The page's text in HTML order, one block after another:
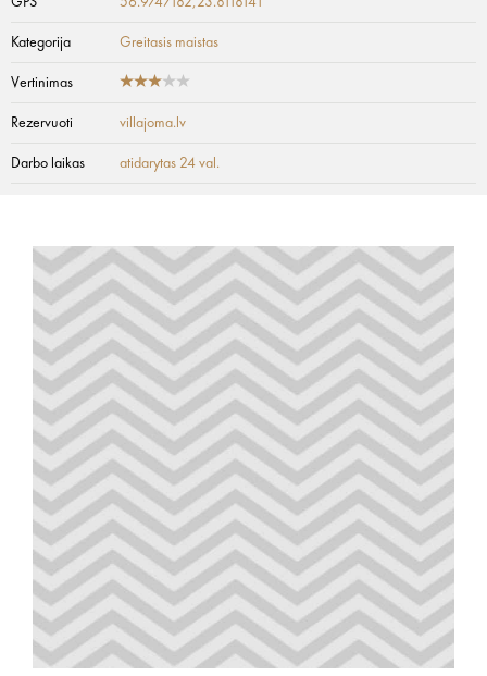
Kategorija Greitasis maistas
Vertinimas
Rezervuoti villajoma.lv
Darbo laikas atidarytas 24 val.